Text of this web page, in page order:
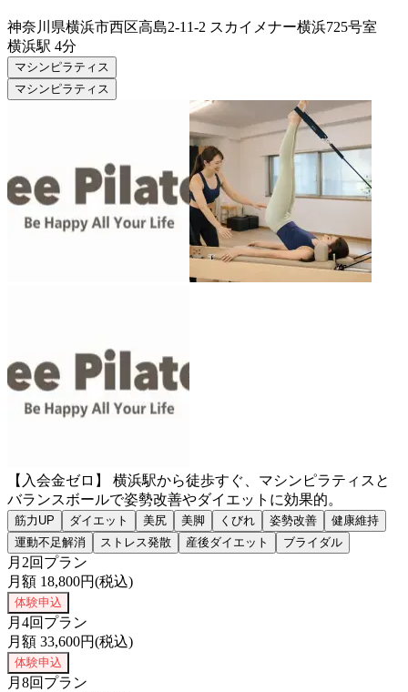
神奈川県横浜市西区高島2-11-2 スカイメナー横浜725号室
横浜駅 4分
マシンピラティス
マシンピラティス
【入会金ゼロ】 横浜駅から徒歩すぐ、マシンピラティスと
バランスボールで姿勢改善やダイエットに効果的。
筋力UP ダイエット 美尻 美脚 くびれ 姿勢改善
健康維持
運動不足解消
ストレス発散 産後ダイエット ブライダル
月2回プラン
月額 18,800円(税込)
体験申込
月4回プラン
月額 33,600円(税込)
体験申込
月8回プラン